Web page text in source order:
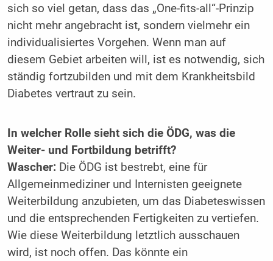
sich so viel getan, dass das „One-fits-all“-Prinzip
nicht mehr angebracht ist, ­sondern vielmehr ein
individualisiertes Vorgehen. Wenn man auf
diesem Gebiet arbeiten will, ist es notwendig, sich
ständig fortzubilden und mit dem Krankheitsbild
Diabetes vertraut zu sein.
In welcher Rolle sieht sich die ÖDG, was die
Weiter- und Fortbildung betrifft?
Wascher: Die ÖDG ist bestrebt, eine für
Allgemeinmediziner und Internisten geeignete
Weiterbildung anzubieten, um das Diabeteswissen
und die entsprechenden Fertigkeiten zu vertiefen.
Wie diese Weiterbildung letztlich ­ausschauen
wird, ist noch offen. Das könnte ein